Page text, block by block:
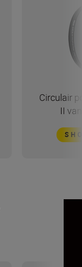
Circulair
II